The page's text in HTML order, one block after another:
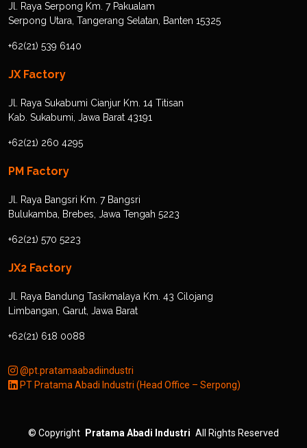
Jl. Raya Serpong Km. 7 Pakualam
Serpong Utara, Tangerang Selatan, Banten 15325
+62(21) 539 6140
JX Factory
Jl. Raya Sukabumi Cianjur Km. 14 Titisan
Kab. Sukabumi, Jawa Barat 43191
+62(21) 260 4295
PM Factory
Jl. Raya Bangsri Km. 7 Bangsri
Bulukamba, Brebes, Jawa Tengah 5223
+62(21) 570 5223
JX2 Factory
Jl. Raya Bandung Tasikmalaya Km. 43 Cilojang
Limbangan, Garut, Jawa Barat
+62(21) 618 0088
@pt.pratamaabadiindustri
PT Pratama Abadi Industri (Head Office – Serpong)
© Copyright Pratama Abadi Industri All Rights Reserved